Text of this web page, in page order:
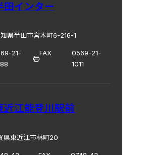
田インター
県半田市宮本町6-216-1
21-
FAX
0569-21-
1011
近江能登川駅前
県東近江市林町20